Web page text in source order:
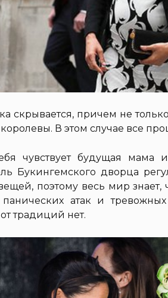
скрывается, причем не
В этом случае все
чувствует будущая
Букингемского дворца
поэтому весь мир знает,
панических атак и
традиций нет.